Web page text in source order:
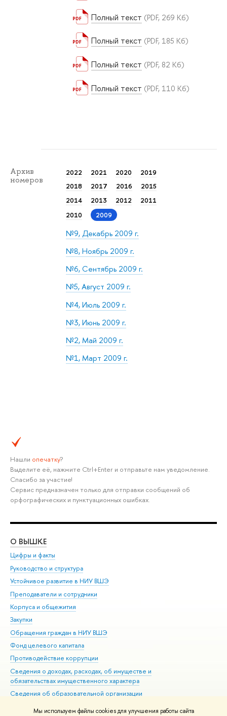
Мы используем файлы cookies для улучшения работы сайта
Полный текст (PDF, 269 Кб)
Полный текст (PDF, 185 Кб)
Полный текст (PDF, 82 Кб)
Полный текст (PDF, 110 Кб)
Архив
номеров
2022 2021 2020
2019
2018
2017 2016
2015
2014
2013 2012
2011
2010
2009
№9, Декабрь 2009 г.
№8, Ноябрь 2009 г.
№6, Сентябрь 2009 г.
№5, Август 2009 г.
№4, Июль 2009 г.
№3, Июнь 2009 г.
№2, Май 2009 г.
№1, Март 2009 г.
Нашли опечатку?
Выделите её, нажмите Ctrl+Enter и отправьте нам уведомление.
Спасибо за участие!
Сервис предназначен только для отправки сообщений об
орфографических и пунктуационных ошибках.
О ВЫШКЕ
Цифры и факты
Руководство и структура
Устойчивое развитие в НИУ ВШЭ
Преподаватели и сотрудники
Корпуса и общежития
Закупки
Обращения граждан в НИУ ВШЭ
Фонд целевого капитала
Противодействие коррупции
Сведения о доходах, расходах, об имуществе и
обязательствах имущественного характера
Сведения об образовательной организации
Людям с ограниченными возможностями здоровья